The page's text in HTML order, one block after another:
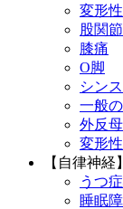
変形
股関
膝痛
O脚
シン
一般
外反
変形
【自律神経】
うつ
睡眠